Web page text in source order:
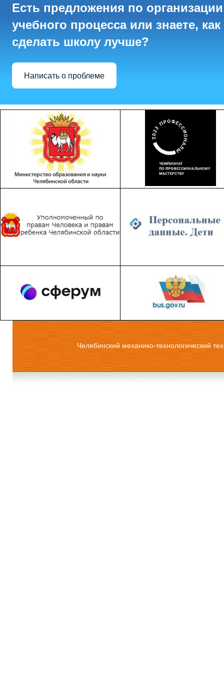
Есть предложения по организации
учебного процесса или знаете, как
сделать школу лучше?
Написать о проблеме
Челябинский механико-технологический